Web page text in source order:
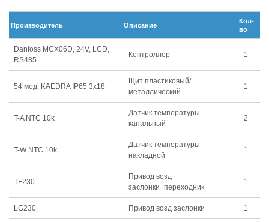
Производитель Описание
Кол-
во
Danfoss MCX06D, 24V, LCD,
RS485
Контроллер 1
54 мод. KAEDRA IP65 3х18
Щит пластиковый/
металлический
1
T-A NTC 10k
Датчик температуры
канальный
2
T-W NTC 10k
Датчик температуры
накладной
1
TF230
Привод возд
заслонки+переходник
1
LG230 Привод возд заслонки 1